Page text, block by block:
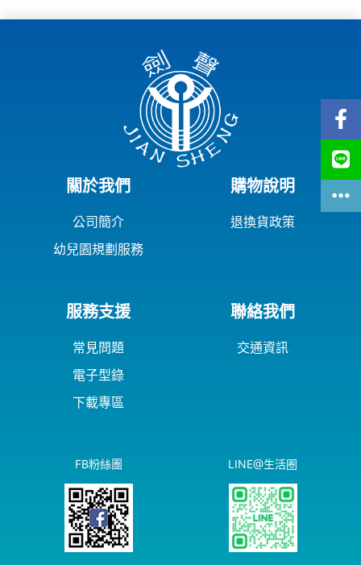
關於我們
公司簡介
幼兒園規劃服務
購物說明
退換貨政策
服務支援
常見問題
電子型錄
下載專區
聯絡我們
交通資訊
FB粉絲團 LINE@生活圈